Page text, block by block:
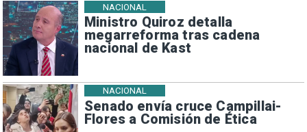
Ministro Quiroz detalla
megarreforma tras cadena
nacional de Kast
NACIONAL
Senado envía cruce Campillai-
Flores a Comisión de Ética
NACIONAL